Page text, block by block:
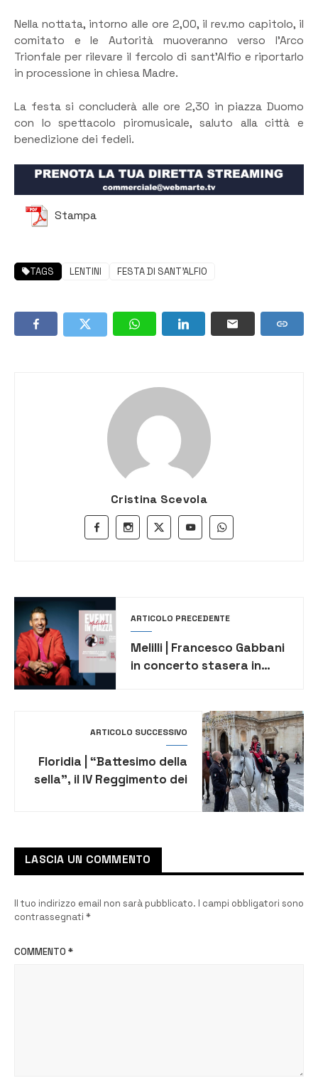
Nella nottata, intorno alle ore 2,00, il rev.mo capitolo, il
comitato e le Autorità muoveranno verso l’Arco
Trionfale per rilevare il fercolo di sant’Alfio e riportarlo
in processione in chiesa Madre.
La festa si concluderà alle ore 2,30 in piazza Duomo
con lo spettacolo piromusicale, saluto alla città e
benedizione dei fedeli.
Stampa
TAGS LENTINI FESTA DI SANT'ALFIO
Cristina Scevola
ARTICOLO PRECEDENTE
Melilli | Francesco Gabbani
in concerto stasera in
ARTICOLO SUCCESSIVO
Floridia | “Battesimo della
sella”, il IV Reggimento dei
LASCIA UN COMMENTO
Il tuo indirizzo email non sarà pubblicato. I campi obbligatori sono
contrassegnati *
COMMENTO *